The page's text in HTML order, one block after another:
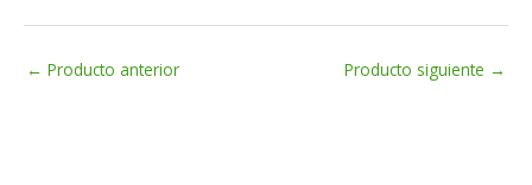
← Producto anterior Producto siguiente →